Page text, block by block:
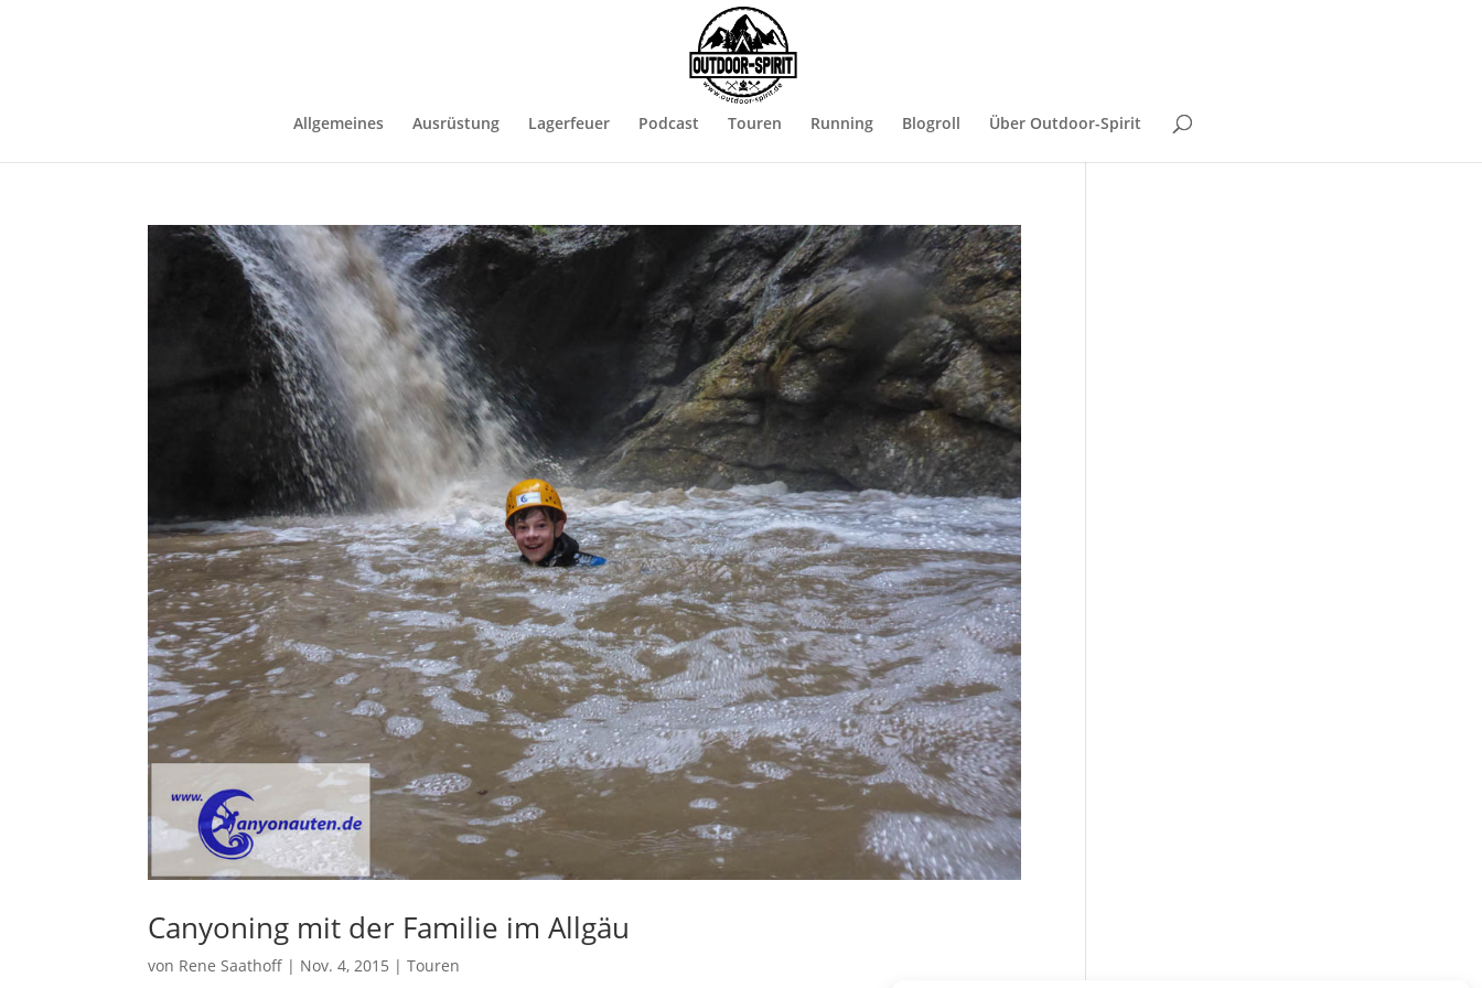
Allgemeines Ausrüstung Lagerfeuer Podcast Touren Running Blogroll Über Outdoor-Spirit
Canyoning mit der Familie im Allgäu
von Rene Saathoff | Nov. 4, 2015 |Touren